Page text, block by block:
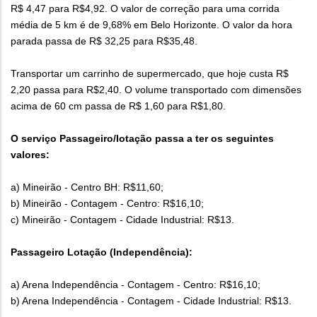
R$ 4,47 para R$4,92. O valor de correção para uma corrida
média de 5 km é de 9,68% em Belo Horizonte. O valor da hora
parada passa de R$ 32,25 para R$35,48.
Transportar um carrinho de supermercado, que hoje custa R$
2,20 passa para R$2,40. O volume transportado com dimensões
acima de 60 cm passa de R$ 1,60 para R$1,80.
O serviço Passageiro/lotação passa a ter os seguintes
valores:
a) Mineirão - Centro BH: R$11,60;
b) Mineirão - Contagem - Centro: R$16,10;
c) Mineirão - Contagem - Cidade Industrial: R$13.
Passageiro Lotação (Independência):
a) Arena Independência - Contagem - Centro: R$16,10;
b) Arena Independência - Contagem - Cidade Industrial: R$13.